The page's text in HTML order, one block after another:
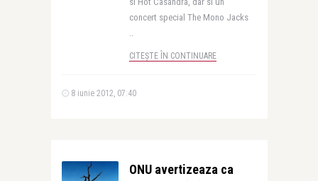
concert special The Mono Jacks
..
CITEȘTE ÎN CONTINUARE
8 iunie 2012, 07:40
ONU avertizeaza ca